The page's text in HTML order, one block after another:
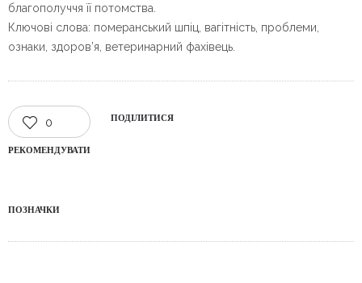
благополуччя її потомства.
Ключові слова: померанський шпіц, вагітність, проблеми,
ознаки, здоров’я, ветеринарний фахівець.
0
РЕКОМЕНДУВАТИ
ПОДІЛИТИСЯ
ПОЗНАЧКИ